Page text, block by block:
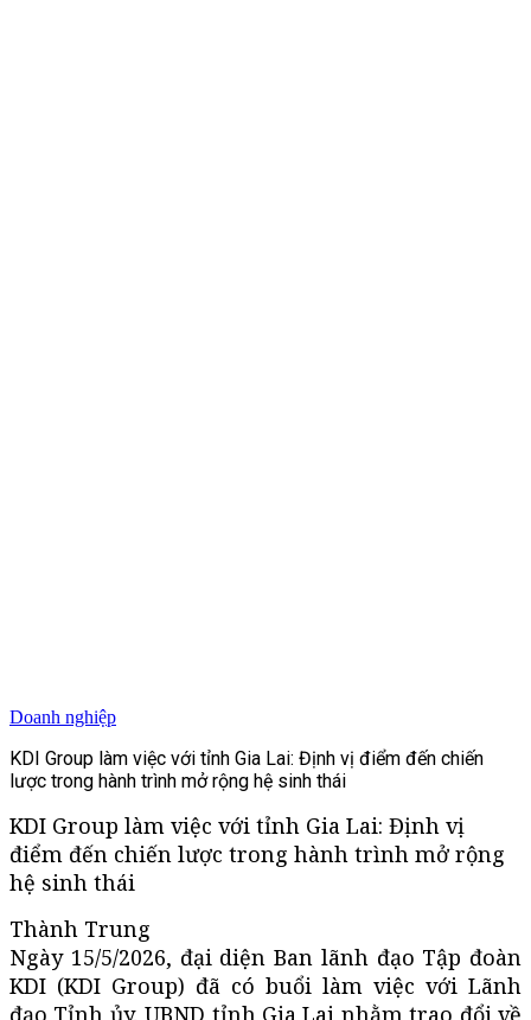
Doanh nghiệp
KDI Group làm việc với tỉnh Gia Lai: Định vị điểm đến chiến
lược trong hành trình mở rộng hệ sinh thái
KDI Group làm việc với tỉnh Gia Lai: Định vị
điểm đến chiến lược trong hành trình mở rộng
hệ sinh thái
Thành Trung
Ngày 15/5/2026, đại diện Ban lãnh đạo Tập đoàn
KDI (KDI Group) đã có buổi làm việc với Lãnh
đạo Tỉnh ủy, UBND tỉnh Gia Lai nhằm trao đổi về